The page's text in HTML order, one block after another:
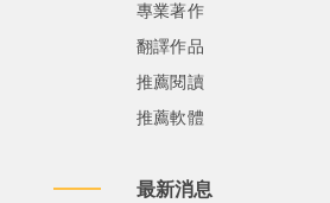
專業著作
翻譯作品
推薦閱讀
推薦軟體
最新消息